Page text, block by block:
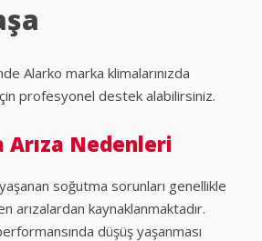
Alarko marka klimalarınızda
için profesyonel destek alabilirsiniz.
Nedenleri
soğutma sorunları genellikle
arızalardan kaynaklanmaktadır.
düşüş yaşanması